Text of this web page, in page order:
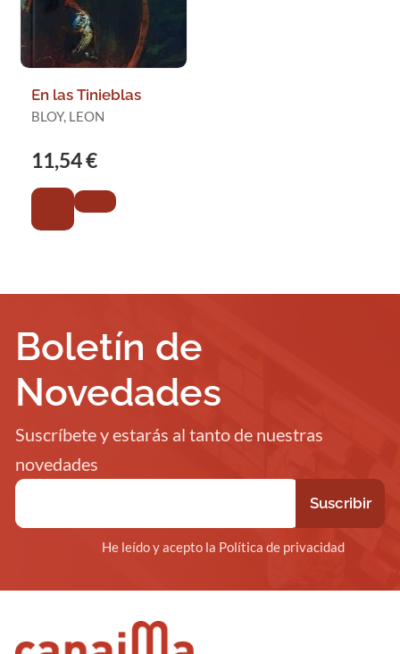
En las Tinieblas
BLOY, LEON
11,54 €
Boletín de
Novedades
Suscríbete y estarás al tanto de nuestras
novedades
He leído y acepto la Política de privacidad